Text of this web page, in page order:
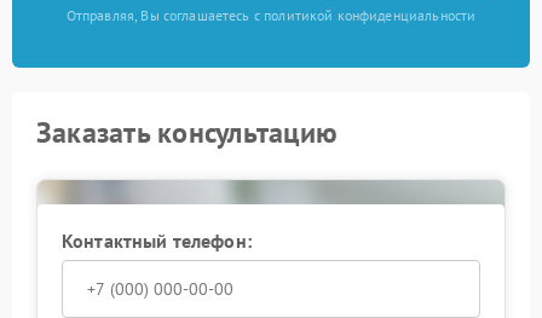
Отправляя, Вы соглашаетесь с политикой конфиденциальности
Заказать консультацию
Контактный телефон: